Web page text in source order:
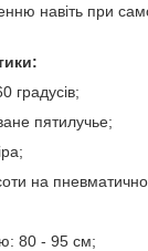
навіть при
градусів;
пятилучье;
на
80 - 95 см;